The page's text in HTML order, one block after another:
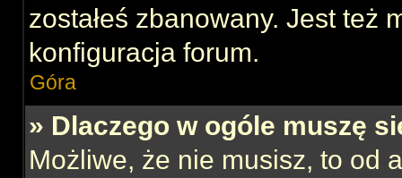
zostałeś zbanowany. Jest też
konfiguracja forum.
Góra
» Dlaczego w ogóle muszę
Możliwe, że nie musisz, to od